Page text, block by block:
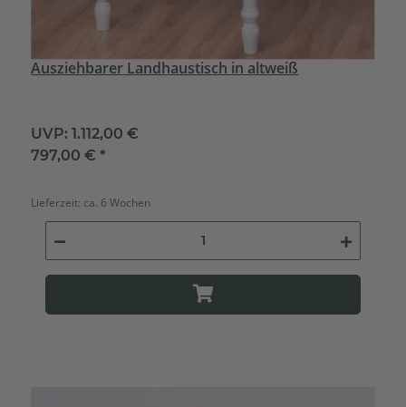
Ausziehbarer Landhaustisch in altweiß
UVP: 1.112,00 €
797,00 €*
Lieferzeit: ca. 6 Wochen